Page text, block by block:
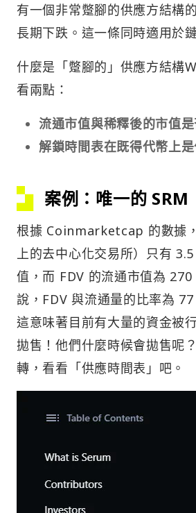
有一個非常蹩腳的供應方結構
長期下跌。這一條同時適用於
什麼是「蹩腳的」供應方結構
看兩點：
流通市值與稀釋後的市值
解鎖時間表在既得代幣上
案例：唯一的 SRM
根據 Coinmarketcap 的數據
上的去中心化交易所）只有
值，而 FDV 的流通市值為
說，FDV 與流通量的比率為 77
這意味著目前有大量的資金被
拋售！他們什麼時候會拋售呢
轉，看看「供應時間表」吧。